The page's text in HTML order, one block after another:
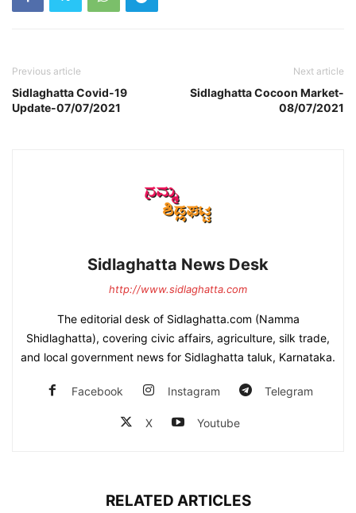
Previous article
Sidlaghatta Covid-19
Update-07/07/2021
Next article
Sidlaghatta Cocoon Market-
08/07/2021
Sidlaghatta News Desk
http://www.sidlaghatta.com
The editorial desk of Sidlaghatta.com (Namma
Shidlaghatta), covering civic affairs, agriculture, silk trade,
and local government news for Sidlaghatta taluk, Karnataka.
Facebook Instagram Telegram
X Youtube
RELATED ARTICLES